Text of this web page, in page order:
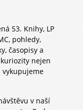
53. Knihy, LP
pohledy,
časopisy a
nejen
vykupujeme
v naší